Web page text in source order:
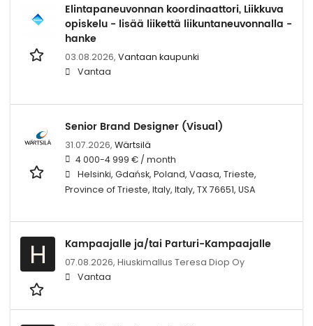
Elintapaneuvonnan koordinaattori, Liikkuva
opiskelu - lisää liikettä liikuntaneuvonnalla -
hanke
03.08.2026, Vantaan kaupunki
Vantaa
Senior Brand Designer (Visual)
31.07.2026, Wärtsilä
4 000-4 999 € / month
Helsinki, Gdańsk, Poland, Vaasa, Trieste,
Province of Trieste, Italy, Italy, TX 76651, USA
H Kampaajalle ja/tai Parturi-Kampaajalle
07.08.2026, Hiuskimallus Teresa Diop Oy
Vantaa